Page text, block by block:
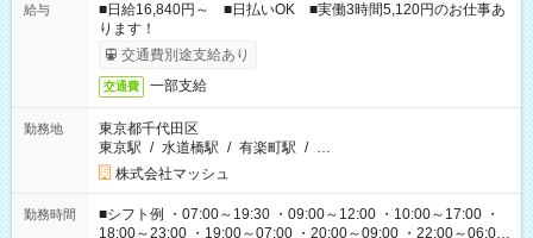
給与
■日給16,840円～ ■日払いOK ■実働3時間5,120円のお仕事あ
ります！
交通費別途支給あり
交通費 一部支給
勤務地
東京都千代田区
東京駅 / 水道橋駅 / 有楽町駅 / …
株式会社マッシュ
勤務時間
■シフト例 ・07:00～19:30 ・09:00～12:00 ・10:00～17:00 ・
18:00～23:00 ・19:00～07:00 ・20:00～09:00 ・22:00～06:00